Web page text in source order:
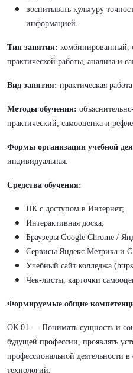
воспитывать культуру
информацией.
Тип занятия: комбинированный,
практической работы, анализа и
Вид занятия: практическая работа
Методы обучения:
практический, самооценка и
Формы организации учебной
индивидуальная.
Средства обучения:
ПК с доступом в Интернет;
Интерактивная доска;
Браузеры Google Chrome /
Сервисы Яндекс.Метрика и
Учебный сайт колледжа
Чек-листы, карточки
Формируемые общие
ОК 01 — Понимать сущность и
будущей профессии, проявлять
профессиональной деятельности
технологий.